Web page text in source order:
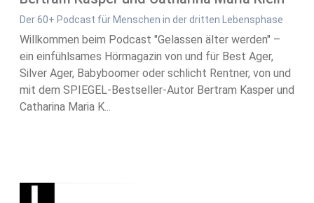
Der 60+ Podcast für Menschen in der dritten Lebensphase
Willkommen beim Podcast "Gelassen älter werden" –
ein einfühlsames Hörmagazin von und für Best Ager,
Silver Ager, Babyboomer oder schlicht Rentner, von und
mit dem SPIEGEL-Bestseller-Autor Bertram Kasper und
Catharina Maria K...